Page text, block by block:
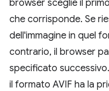
browser sceglie il
che corrisponde. Se
dell'immagine in quel
contrario, il browser
specificato
il formato AVIF ha la